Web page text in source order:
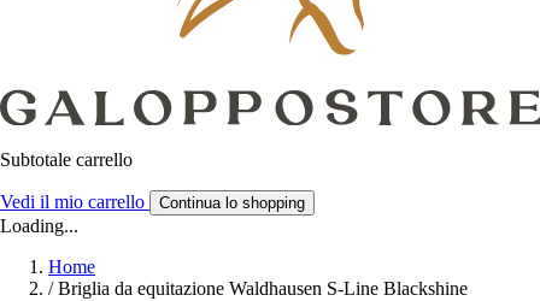
Subtotale carrello
Vedi il mio carrello Continua lo shopping
Loading...
Home
/ Briglia da equitazione Waldhausen S-Line Blackshine